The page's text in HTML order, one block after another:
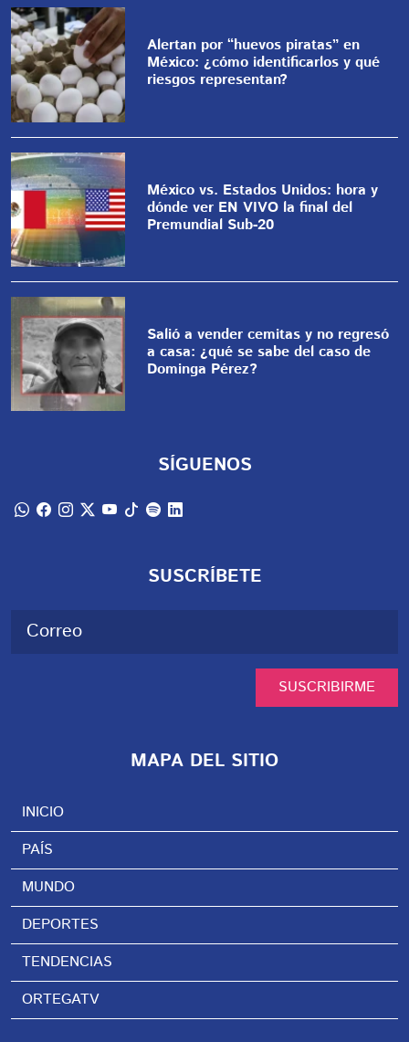
Alertan por “huevos piratas” en
México: ¿cómo identificarlos y qué
riesgos representan?
México vs. Estados Unidos: hora y
dónde ver EN VIVO la final del
Premundial Sub-20
Salió a vender cemitas y no regresó
a casa: ¿qué se sabe del caso de
Dominga Pérez?
SÍGUENOS
SUSCRÍBETE
SUSCRIBIRME
MAPA DEL SITIO
INICIO
PAÍS
MUNDO
DEPORTES
TENDENCIAS
ORTEGATV